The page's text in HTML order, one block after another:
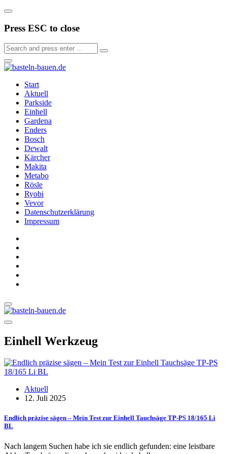
Press ESC to close
Start
Aktuell
Parkside
Einhell
Gardena
Enders
Bosch
Dewalt
Kärcher
Makita
Metabo
Rösle
Ryobi
Vevor
Datenschutzerklärung
Impressum
Einhell Werkzeug
Aktuell
12. Juli 2025
Endlich präzise sägen – Mein Test zur Einhell Tauchsäge TP-PS 18/165 Li
BL
Nach langem Suchen habe ich sie endlich gefunden: eine leistbare